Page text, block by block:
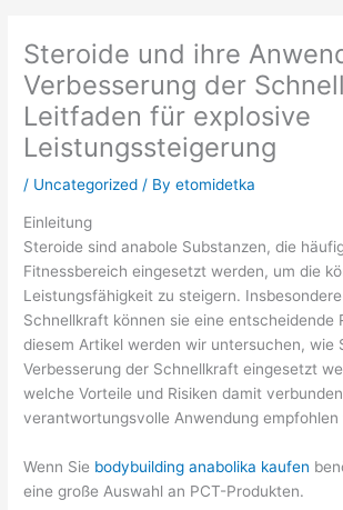
Steroide und ihre
Verbesserung der
Leitfaden für explosive
Leistungssteigerung
/ Uncategorized / Byetomidetka
Einleitung
Steroide sind anabole Substanzen, die
Fitnessbereich eingesetzt werden, um die
Leistungsfähigkeit zu steigern.
Schnellkraft können sie eine entscheidende
diesem Artikel werden wir untersuchen, wie
Verbesserung der Schnellkraft eingesetzt
welche Vorteile und Risiken damit
verantwortungsvolle Anwendung empfohlen
Wenn Sie bodybuilding anabolika kaufen
eine große Auswahl an PCT-Produkten.